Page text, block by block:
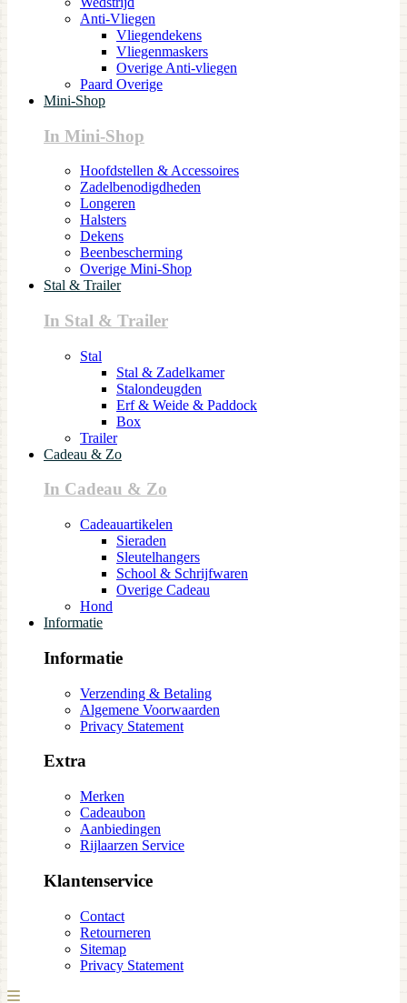
Anti-Vliegen
Vliegendekens
Vliegenmaskers
Overige Anti-vliegen
Paard Overige
Mini-Shop
In Mini-Shop
Hoofdstellen & Accessoires
Zadelbenodigdheden
Longeren
Halsters
Dekens
Beenbescherming
Overige Mini-Shop
Stal & Trailer
In Stal & Trailer
Stal
Stal & Zadelkamer
Stalondeugden
Erf & Weide & Paddock
Box
Trailer
Cadeau & Zo
In Cadeau & Zo
Cadeauartikelen
Sieraden
Sleutelhangers
School & Schrijfwaren
Overige Cadeau
Hond
Informatie
Informatie
Verzending & Betaling
Algemene Voorwaarden
Privacy Statement
Extra
Merken
Cadeaubon
Aanbiedingen
Rijlaarzen Service
Klantenservice
Contact
Retourneren
Sitemap
Privacy Statement